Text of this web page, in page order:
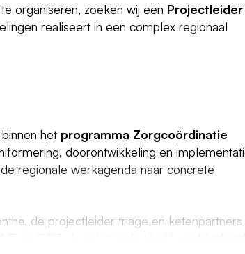
organiseren, zoeken wij een Projectleider
realiseert in een complex regionaal
het programma Zorgcoördinatie
doorontwikkeling en
regionale werkagenda naar concrete
de projectleider triage en ketenpartners